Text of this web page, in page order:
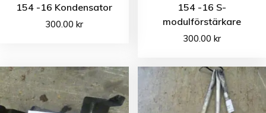
154 -16 Kondensator
300.00kr
154 -16 S-
modulförstärkare
300.00 kr